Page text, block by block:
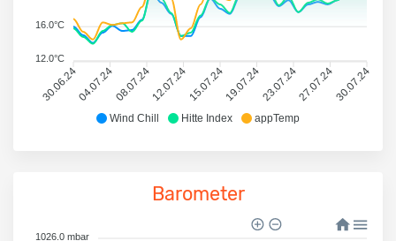
Wind Chill Hitte Index appTemp
30.06.2404.07.2408.07.2412.07.2415.07.2419.07.2423.07.2427.07.2430.07.24
16.0°C
12.0°C
Barometer
1026.0 mbar